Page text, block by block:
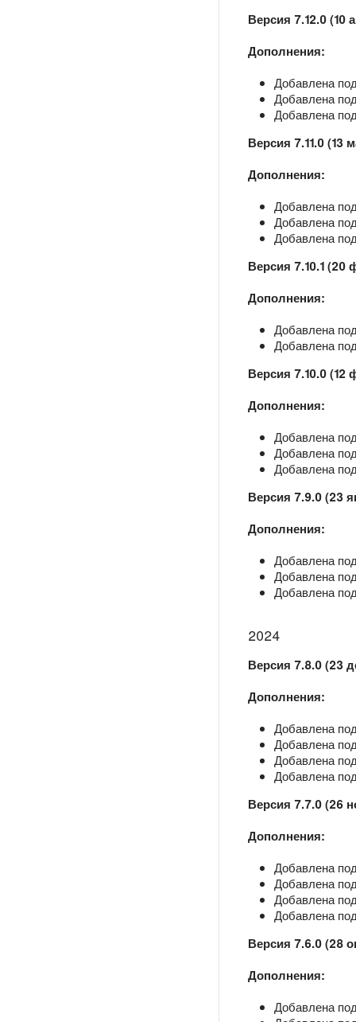
Версия 7.12.0 (10
Дополнения:
Добавлена
Добавлена
Добавлена
Версия 7.11.0 (13
Дополнения:
Добавлена
Добавлена
Добавлена
Версия 7.10.1 (20
Дополнения:
Добавлена
Добавлена
Версия 7.10.0 (12
Дополнения:
Добавлена
Добавлена
Добавлена
Версия 7.9.0 (23
Дополнения:
Добавлена
Добавлена
Добавлена
2024
Версия 7.8.0 (23
Дополнения:
Добавлена
Добавлена
Добавлена
Добавлена
Версия 7.7.0 (26
Дополнения:
Добавлена
Добавлена
Добавлена
Добавлена
Версия 7.6.0 (28
Дополнения:
Добавлена